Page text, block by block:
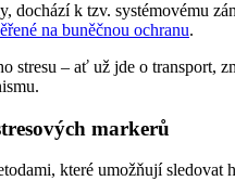
dochází k tzv. systémovému
na buněčnou ochranu.
stresu – ať už jde o
markerů
které umožňují